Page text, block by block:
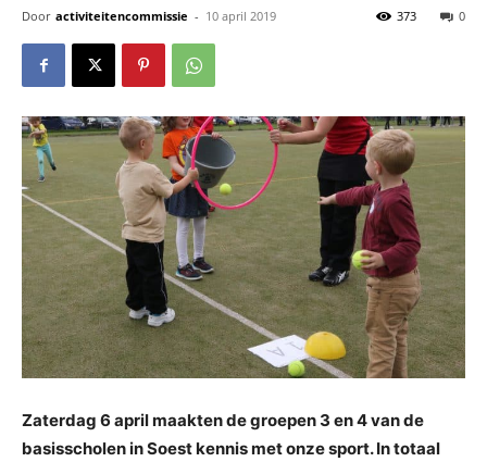
Door activiteitencommissie - 10 april 2019 0
373
Zaterdag 6 april maakten de groepen 3 en 4 van de
basisscholen in Soest kennis met onze sport. In totaal